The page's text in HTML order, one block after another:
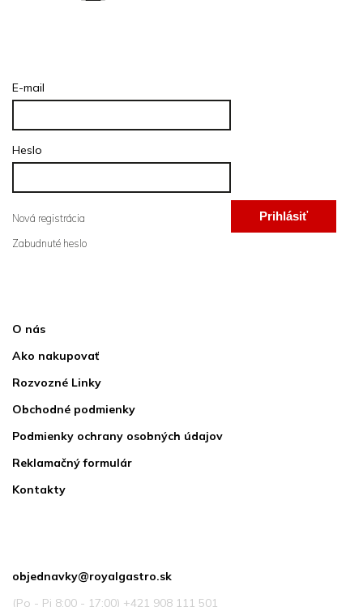
E-mail
Heslo
Prihlásiť
Nová registrácia
Zabudnuté heslo
O nás
Ako nakupovať
Rozvozné Linky
Obchodné podmienky
Podmienky ochrany osobných údajov
Reklamačný formulár
Kontakty
objednavky@royalgastro.sk
(Po - Pi 8:00 - 17:00) +421 908 111 501